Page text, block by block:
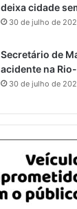
deixa cidade
30 de julho de
Secretário de
acidente na
30 de julho de